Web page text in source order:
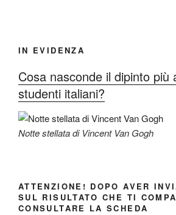
IN EVIDENZA
Cosa nasconde il dipinto più
studenti italiani?
Notte stellata di Vincent Van Gogh
ATTENZIONE! DOPO AVER
SUL RISULTATO CHE TI
CONSULTARE LA SCHEDA